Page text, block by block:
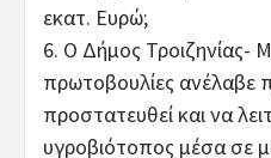
εκατ. Ευρώ;
6. Ο Δήμος Τροιζηνίας-
πρωτοβουλίες ανέλαβε
προστατευθεί και να
υγροβιότοπος μέσα σε